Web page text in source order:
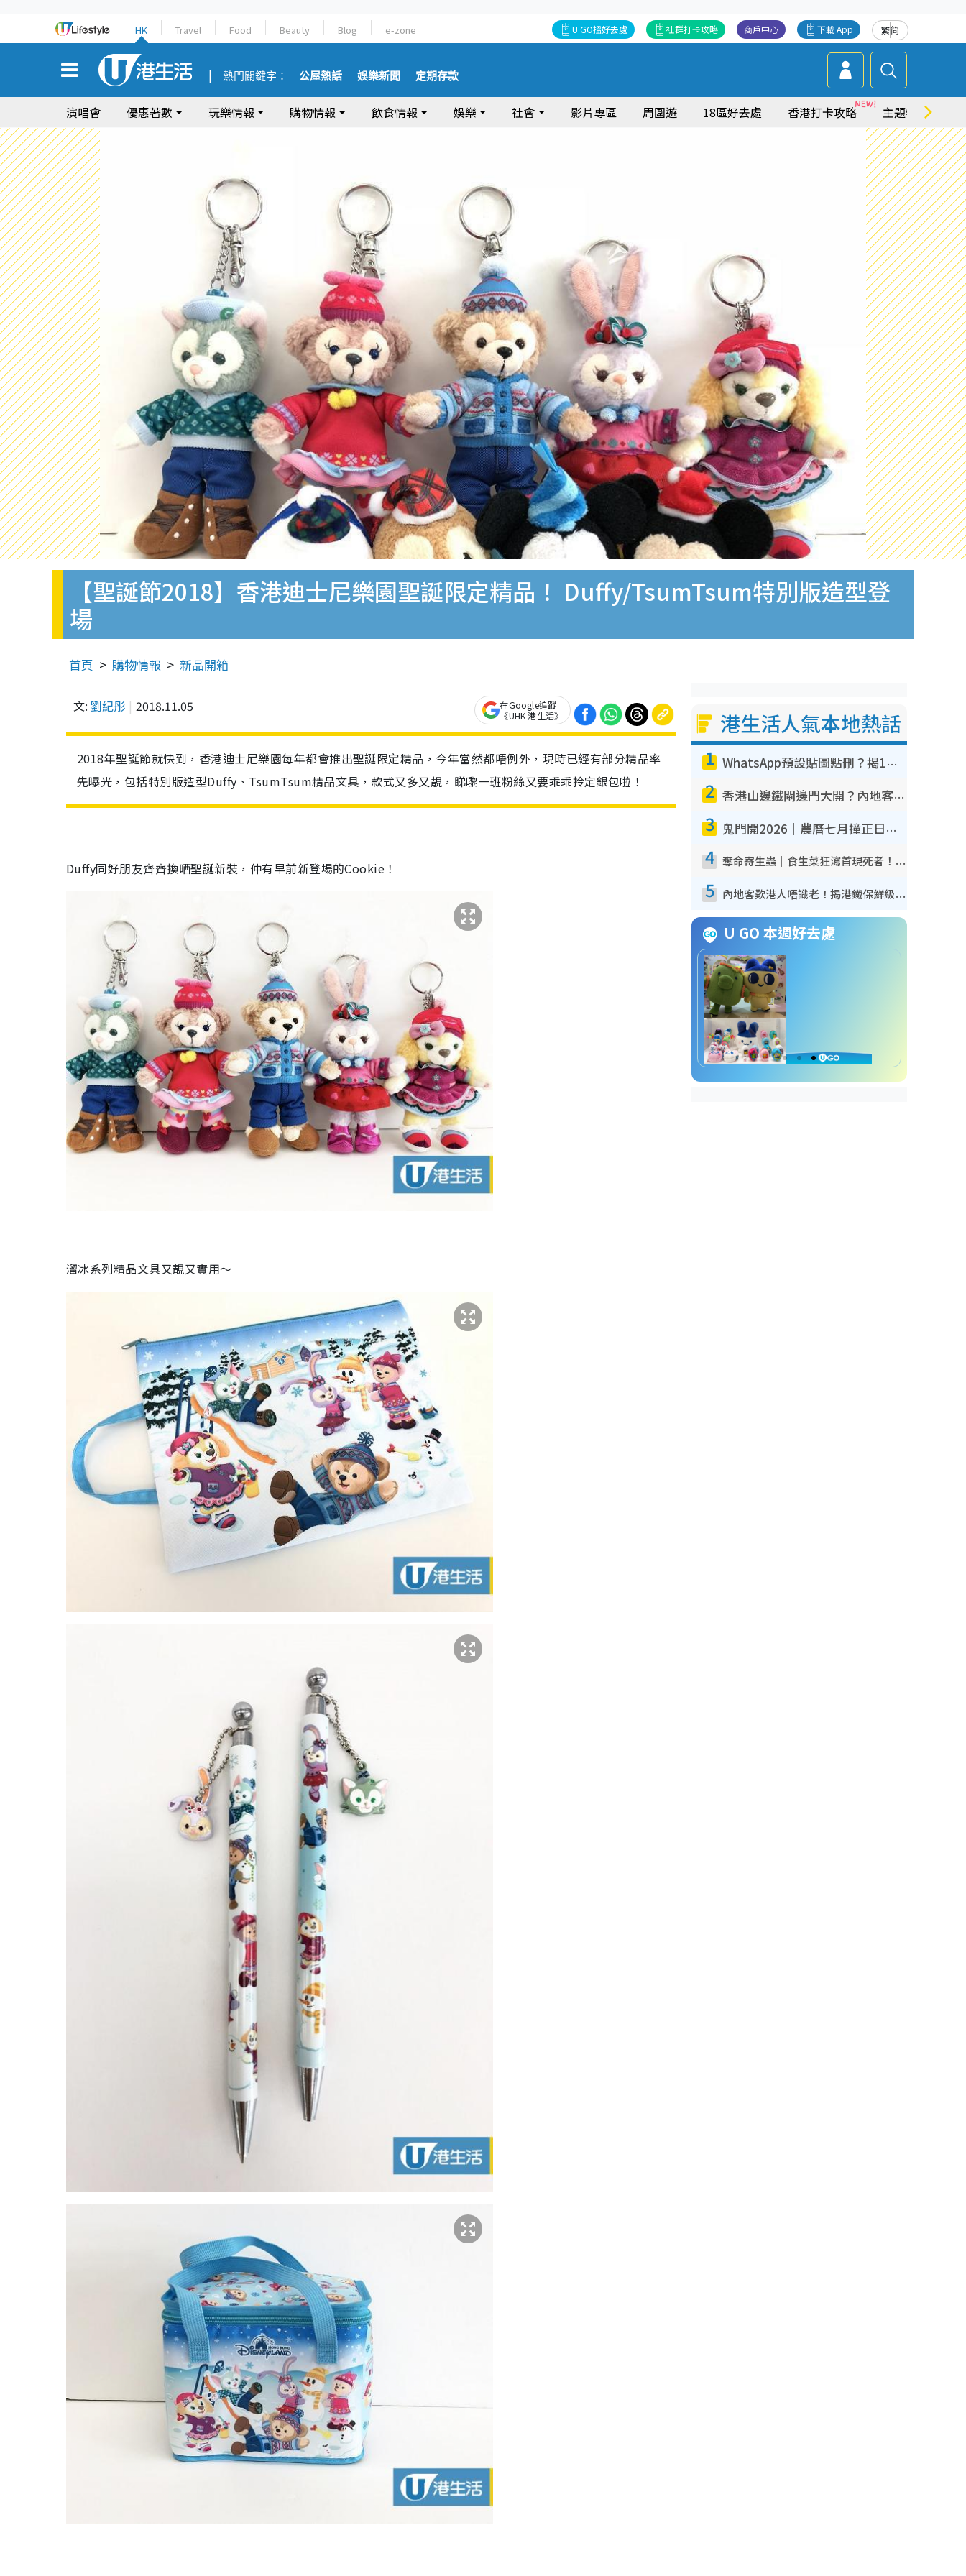
HK Travel Food Beauty Blog e-zone 繁简
下載 App
商戶中心
社群打卡攻略
U GO搵好去處
熱門關鍵字： 公屋熱話 娛樂新聞 定期存款
演唱會 優惠著數 玩樂情報 購物情報 飲食情報 娛樂 社會 影片專區 周圍遊 18區好去處 香港打卡攻略 主題特集
【聖誕節2018】香港迪士尼樂園聖誕限定精品！ Duffy/TsumTsum特別版造型登
場
首頁 購物情報 新品開箱
文: 劉紀彤 2018.11.05
在Google追蹤
《UHK 港生活》
2018年聖誕節就快到，香港迪士尼樂園每年都會推出聖誕限定精品，今年當然都唔例外，現時已經有部分精品率
先曝光，包括特別版造型Duffy、TsumTsum精品文具，款式又多又靚，睇嚟一班粉絲又要乖乖拎定銀包啦！
Duffy同好朋友齊齊換晒聖誕新裝，仲有早前新登場的Cookie！
溜冰系列精品文具又靚又實用～
港生活人氣本地熱話
1 WhatsApp預設貼圖點刪？揭1招「反向操作」還原簡潔介面 附3步實測教學
2 香港山邊鐵閘邊門大開？內地客困惑意義何在！網民神回覆：呢種叫法理性防禦
3 鬼門開2026｜農曆七月撞正日全食特別邪？專家警告切忌做一事！揭4大禁忌+2招保平安
4 奪命寄生蟲｜食生菜狂瀉首現死者！疫潮惡化錄1.8萬宗病例 揭洗菜3大謬誤
5 內地客歎港人唔識老！揭港鐵保鮮級冷氣 港人求放過：咪投訴
U GO 本週好去處